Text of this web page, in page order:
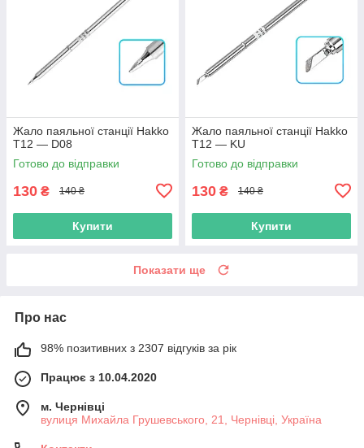
Жало паяльної станції Hakko
T12 — D08
Готово до відправки
130 ₴ 140 ₴
Купити
Жало паяльної станції Hakko
T12 — KU
Готово до відправки
130 ₴ 140 ₴
Купити
Показати ще
Про нас
98% позитивних з 2307 відгуків за рік
Працює з 10.04.2020
м. Чернівці
вулиця Михайла Грушевського, 21, Чернівці, Україна